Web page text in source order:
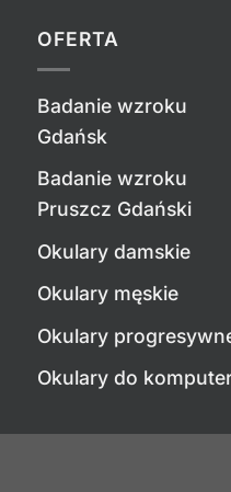
OFERTA
Badanie wzroku
Gdańsk
Badanie wzroku
Pruszcz Gdański
Okulary damskie
Okulary męskie
Okulary
Okulary do